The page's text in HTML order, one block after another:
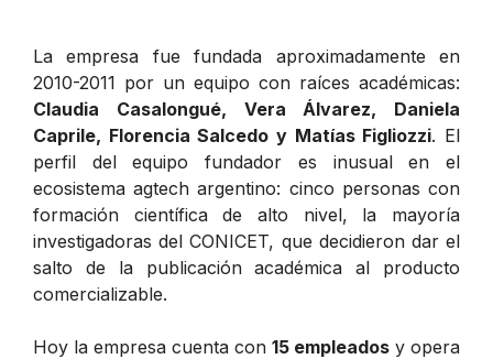
La empresa fue fundada aproximadamente en
2010-2011 por un equipo con raíces académicas:
Claudia Casalongué, Vera Álvarez, Daniela
Caprile, Florencia Salcedo y Matías Figliozzi. El
perfil del equipo fundador es inusual en el
ecosistema agtech argentino: cinco personas con
formación científica de alto nivel, la mayoría
investigadoras del CONICET, que decidieron dar el
salto de la publicación académica al producto
comercializable.
Hoy la empresa cuenta con 15 empleados y opera